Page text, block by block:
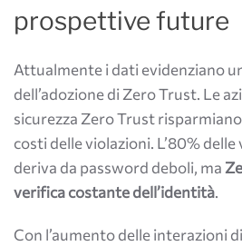
prospettive future
Attualmente i dati evidenziano
dell’adozione di Zero Trust. Le
sicurezza Zero Trust
costi delle violazioni. L’80%
deriva da password deboli, ma
verifica costante dell’identità.
Con l’aumento delle interazioni